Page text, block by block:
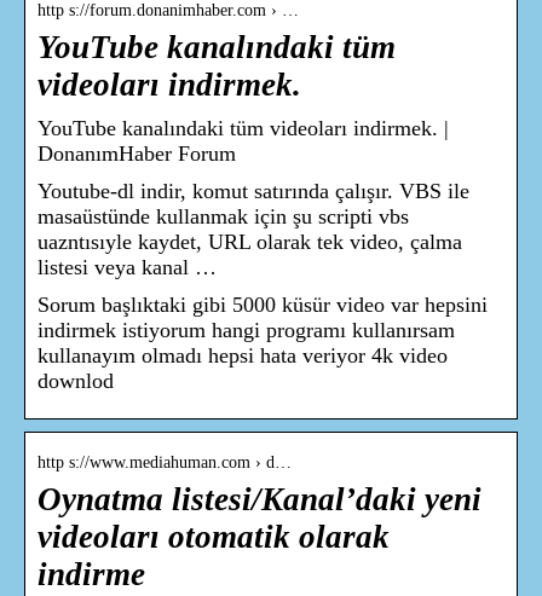
http s://forum.donanimhaber.com › …
YouTube kanalındaki tüm
videoları indirmek.
YouTube kanalındaki tüm videoları indirmek. |
DonanımHaber Forum
Youtube-dl indir, komut satırında çalışır. VBS ile
masaüstünde kullanmak için şu scripti vbs
uazntısıyle kaydet, URL olarak tek video, çalma
listesi veya kanal …
Sorum başlıktaki gibi 5000 küsür video var hepsini
indirmek istiyorum hangi programı kullanırsam
kullanayım olmadı hepsi hata veriyor 4k video
downlod
http s://www.mediahuman.com › d…
Oynatma listesi/Kanal’daki yeni
videoları otomatik olarak
indirme